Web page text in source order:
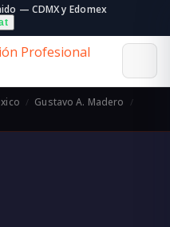
— CDMX y Edomex
Gustavo A. Madero